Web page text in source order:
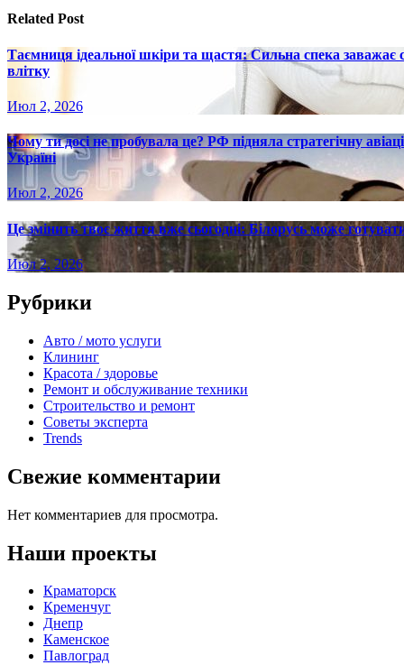
Related Post
Таємниця ідеальної шкіри та щастя: Сильна спека
влітку
Июл 2, 2026
Чому ти досі не пробувала це? РФ підняла стратегічну
Україні
Июл 2, 2026
Це змінить твоє життя вже сьогодні: Білорусь може
Июл 2, 2026
Рубрики
Авто / мото услуги
Клининг
Красота / здоровье
Ремонт и обслуживание техники
Строительство и ремонт
Советы эксперта
Trends
Свежие комментарии
Нет комментариев для просмотра.
Наши проекты
Краматорск
Кременчуг
Днепр
Каменское
Павлоград